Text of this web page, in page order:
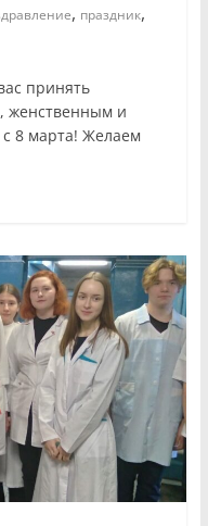
, праздник,
принять
женственным и
8 марта! Желаем